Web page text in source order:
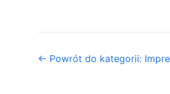
← Powrót do kategorii: